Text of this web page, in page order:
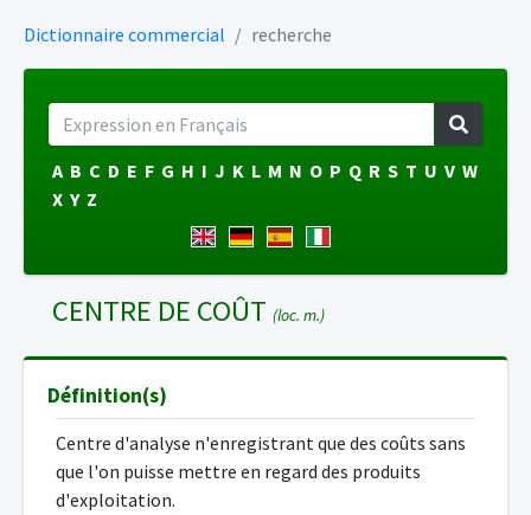
Dictionnaire commercial recherche
A B C D E F G H I J K L M N O P Q R S T U V W
X Y Z
CENTRE DE COÛT (loc. m.)
Définition(s)
Centre d'analyse n'enregistrant que des coûts sans
que l'on puisse mettre en regard des produits
d'exploitation.